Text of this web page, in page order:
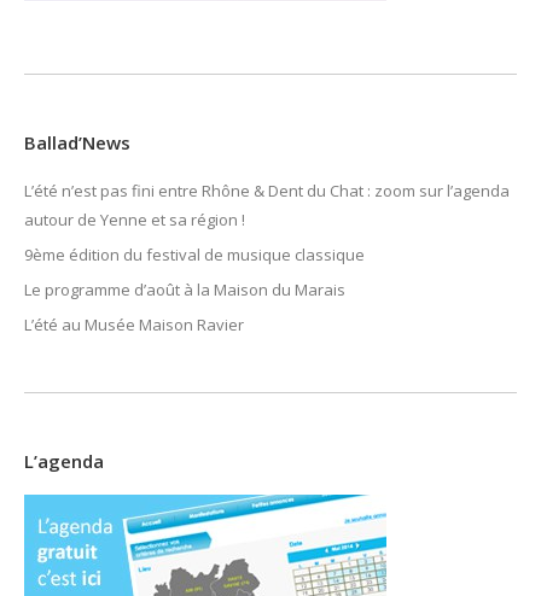
Ballad’News
L’été n’est pas fini entre Rhône & Dent du Chat : zoom sur l’agenda
autour de Yenne et sa région !
9ème édition du festival de musique classique
Le programme d’août à la Maison du Marais
L’été au Musée Maison Ravier
L’agenda